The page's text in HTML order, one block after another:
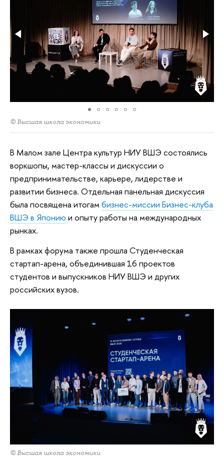
© Высшая школа экономики
В Малом зале Центра культур НИУ ВШЭ состоялись
воркшопы, мастер-классы и дискуссии о
предпринимательстве, карьере, лидерстве и
развитии бизнеса. Отдельная панельная дискуссия
была посвящена итогам бизнес-миссии Бизнес-клуба
ВШЭ в Японию и опыту работы на международных
рынках.
В рамках форума также прошла Студенческая
стартап-арена, объединившая 16 проектов
студентов и выпускников НИУ ВШЭ и других
российских вузов.
© Высшая школа экономики